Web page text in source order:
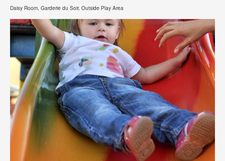
Daisy Room, Garderie du Soir, Outside Play Area